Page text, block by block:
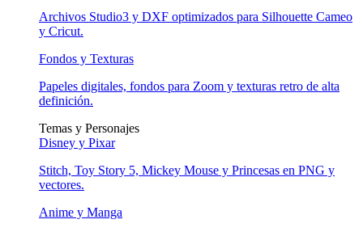
Archivos Studio3 y DXF optimizados para Silhouette Cameo
y Cricut.
Fondos y Texturas
Papeles digitales, fondos para Zoom y texturas retro de alta
definición.
Temas y Personajes
Disney y Pixar
Stitch, Toy Story 5, Mickey Mouse y Princesas en PNG y
vectores.
Anime y Manga